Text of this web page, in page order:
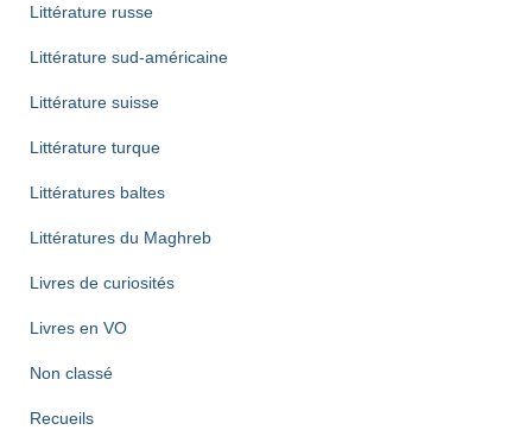
Littérature russe
Littérature sud-américaine
Littérature suisse
Littérature turque
Littératures baltes
Littératures du Maghreb
Livres de curiosités
Livres en VO
Non classé
Recueils